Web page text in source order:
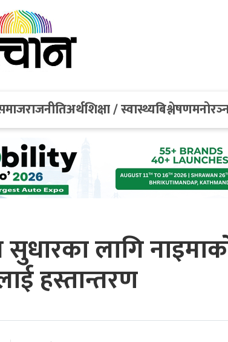
राजनीतिअर्थशिक्षा / स्वास्थ्यबिश्लेषण
सुधारका लागि
हस्तान्तरण